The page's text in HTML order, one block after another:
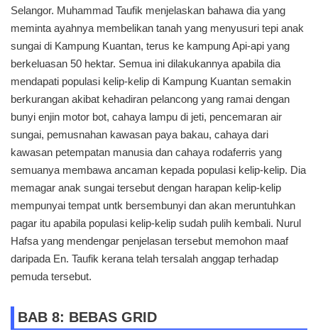
Selangor. Muhammad Taufik menjelaskan bahawa dia yang
meminta ayahnya membelikan tanah yang menyusuri tepi anak
sungai di Kampung Kuantan, terus ke kampung Api-api yang
berkeluasan 50 hektar. Semua ini dilakukannya apabila dia
mendapati populasi kelip-kelip di Kampung Kuantan semakin
berkurangan akibat kehadiran pelancong yang ramai dengan
bunyi enjin motor bot, cahaya lampu di jeti, pencemaran air
sungai, pemusnahan kawasan paya bakau, cahaya dari
kawasan petempatan manusia dan cahaya rodaferris yang
semuanya membawa ancaman kepada populasi kelip-kelip. Dia
memagar anak sungai tersebut dengan harapan kelip-kelip
mempunyai tempat untk bersembunyi dan akan meruntuhkan
pagar itu apabila populasi kelip-kelip sudah pulih kembali. Nurul
Hafsa yang mendengar penjelasan tersebut memohon maaf
daripada En. Taufik kerana telah tersalah anggap terhadap
pemuda tersebut.
BAB 8: BEBAS GRID